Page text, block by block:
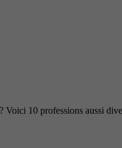
10 professions aussi